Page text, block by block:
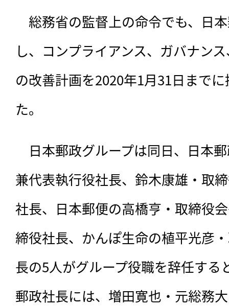
総務省の監督上の命令でも、日
し、コンプライアンス、ガバナン
の改善計画を2020年1月31日まで
た。
日本郵政グループは同日、日本
兼代表執行役社長、鈴木康雄・取
社長、日本郵便の高橋亨・取締役
締役社長、かんぽ生命の植平光彦
長の5人がグループ役職を辞任する
郵政社長には、増田寛也・元総務